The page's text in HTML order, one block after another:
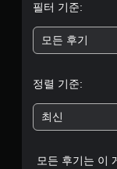
필터 기준:
모든 후기
정렬 기준:
최신
모든 후기는 이